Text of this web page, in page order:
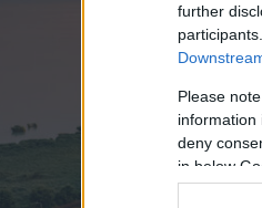
further
Please
information
deny
in below